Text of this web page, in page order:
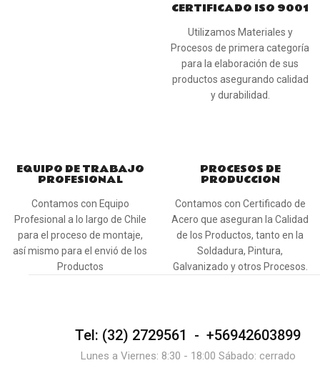
CERTIFICADO ISO 9001
Utilizamos Materiales y
Procesos de primera categoría
para la elaboración de sus
productos asegurando calidad
y durabilidad.
EQUIPO DE TRABAJO
PROFESIONAL
Contamos con Equipo
Profesional a lo largo de Chile
para el proceso de montaje,
así mismo para el envió de los
Productos
PROCESOS DE
PRODUCCION
Contamos con Certificado de
Acero que aseguran la Calidad
de los Productos, tanto en la
Soldadura, Pintura,
Galvanizado y otros Procesos.
Tel: (32) 2729561 - +56942603899
Lunes a Viernes: 8:30 - 18:00 Sábado: cerrado